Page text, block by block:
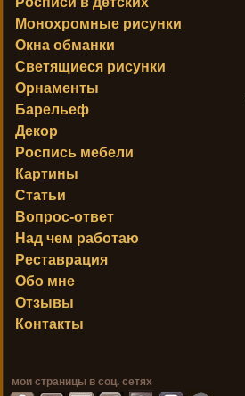
Монохромные рисунки
Окна обманки
Светящиеся рисунки
Орнаменты
Барельеф
Декор
Роспись мебели
Картины
Статьи
Вопрос-ответ
Над чем работаю
Реставрация
Обо мне
Отзывы
Контакты
мои страницы в соц. сетях